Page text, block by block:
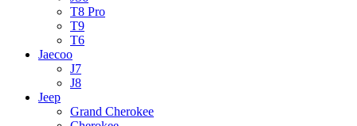
T8 Pro
T9
T6
Jaecoo
J7
J8
Jeep
Grand Cherokee